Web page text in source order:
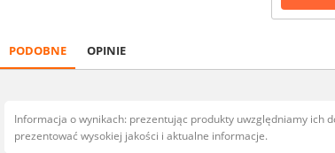
PODOBNE OPINIE
Informacja o wynikach: prezentując produkty uwzględniamy ich
prezentować wysokiej jakości i aktualne informacje.